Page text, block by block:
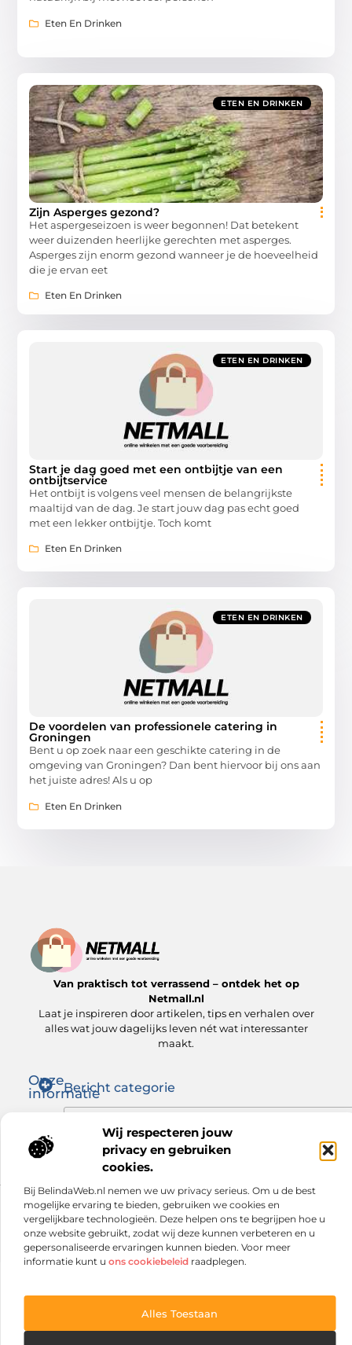
Wij respecteren jouw
privacy en gebruiken
cookies.
Bij BelindaWeb.nl nemen we uw privacy serieus. Om u de best
mogelijke ervaring te bieden, gebruiken we cookies en
vergelijkbare technologieën. Deze helpen ons te begrijpen hoe u
onze website gebruikt, zodat wij deze kunnen verbeteren en u
gepersonaliseerde ervaringen kunnen bieden. Voor meer
informatie kunt u ons cookiebeleid raadplegen.
Alles Toestaan
Eten En Drinken
ETEN EN DRINKEN
Zijn Asperges gezond?
Het aspergeseizoen is weer begonnen! Dat betekent
weer duizenden heerlijke gerechten met asperges.
Asperges zijn enorm gezond wanneer je de hoeveelheid
die je ervan eet
Eten En Drinken
ETEN EN DRINKEN
Start je dag goed met een ontbijtje van een
ontbijtservice
Het ontbijt is volgens veel mensen de belangrijkste
maaltijd van de dag. Je start jouw dag pas echt goed
met een lekker ontbijtje. Toch komt
Eten En Drinken
ETEN EN DRINKEN
De voordelen van professionele catering in
Groningen
Bent u op zoek naar een geschikte catering in de
omgeving van Groningen? Dan bent hiervoor bij ons aan
het juiste adres! Als u op
Eten En Drinken
Van praktisch tot verrassend – ontdek het op
Netmall.nl
Laat je inspireren door artikelen, tips en verhalen over
alles wat jouw dagelijks leven nét wat interessanter
maakt.
Onze
informatieBericht categorie
Website index
Cookiebeleid (EU)
@2025 www.netmall.nl. All Right Reserved.